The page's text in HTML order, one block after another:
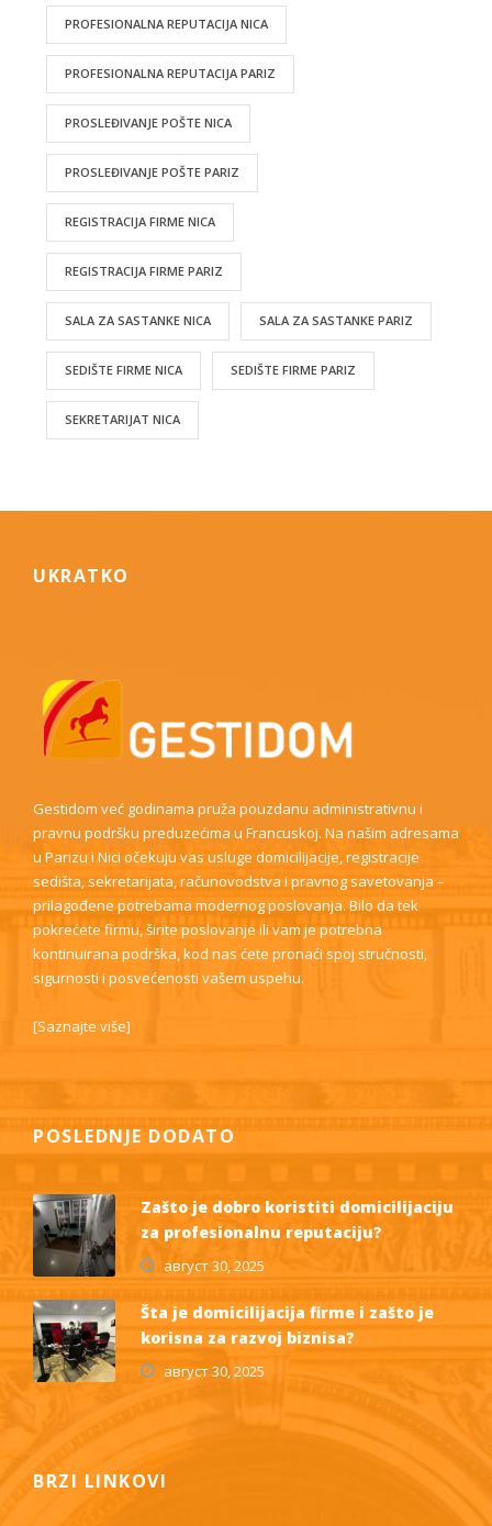
PROFESIONALNA REPUTACIJA NICA
PROFESIONALNA REPUTACIJA PARIZ
PROSLEĐIVANJE POŠTE NICA
PROSLEĐIVANJE POŠTE PARIZ
REGISTRACIJA FIRME NICA
REGISTRACIJA FIRME PARIZ
SALA ZA SASTANKE NICA SALA ZA SASTANKE PARIZ
SEDIŠTE FIRME NICA SEDIŠTE FIRME PARIZ
SEKRETARIJAT NICA
UKRATKO
Gestidom već godinama pruža pouzdanu administrativnu i
pravnu podršku preduzećima u Francuskoj. Na našim adresama
u Parizu i Nici očekuju vas usluge domicilijacije, registracije
sedišta, sekretarijata, računovodstva i pravnog savetovanja –
prilagođene potrebama modernog poslovanja. Bilo da tek
pokrećete firmu, širite poslovanje ili vam je potrebna
kontinuirana podrška, kod nas ćete pronaći spoj stručnosti,
sigurnosti i posvećenosti vašem uspehu.
[Saznajte više]
POSLEDNJE DODATO
Zašto je dobro koristiti domicilijaciju
za profesionalnu reputaciju?
август 30, 2025
Šta je domicilijacija firme i zašto je
korisna za razvoj biznisa?
август 30, 2025
BRZI LINKOVI